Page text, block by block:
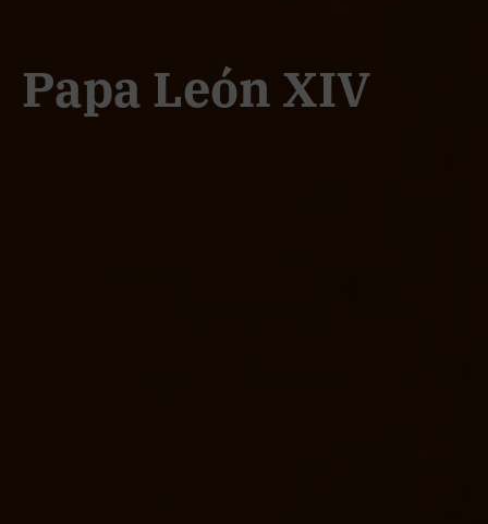
Papa León XIV